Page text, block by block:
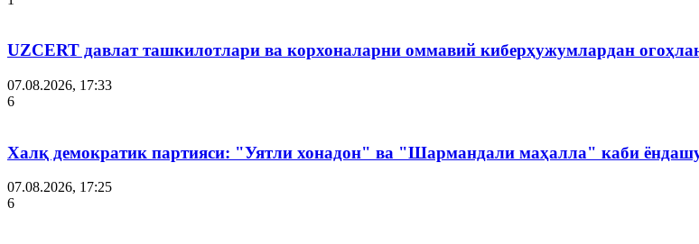
UZCERT давлат ташкилотлари ва корхоналарни оммавий киберҳужумлардан
07.08.2026, 17:33
6
Халқ демократик партияси: "Уятли хонадон" ва "Шармандали маҳалла" каби
07.08.2026, 17:25
6